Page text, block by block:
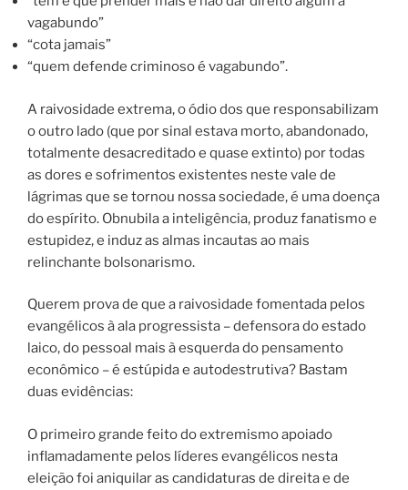
vagabundo”
“cota jamais”
“quem defende criminoso é vagabundo”.
A raivosidade extrema, o ódio dos que responsabilizam
o outro lado (que por sinal estava morto, abandonado,
totalmente desacreditado e quase extinto) por todas
as dores e sofrimentos existentes neste vale de
lágrimas que se tornou nossa sociedade, é uma doença
do espírito. Obnubila a inteligência, produz fanatismo e
estupidez, e induz as almas incautas ao mais
relinchante bolsonarismo.
Querem prova de que a raivosidade fomentada pelos
evangélicos à ala progressista – defensora do estado
laico, do pessoal mais à esquerda do pensamento
econômico – é estúpida e autodestrutiva? Bastam
duas evidências:
O primeiro grande feito do extremismo apoiado
inflamadamente pelos líderes evangélicos nesta
eleição foi aniquilar as candidaturas de direita e de